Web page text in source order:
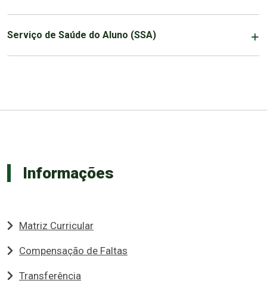
Serviço de Saúde do Aluno (SSA)
Informações
Matriz Curricular
Compensação de Faltas
Transferência